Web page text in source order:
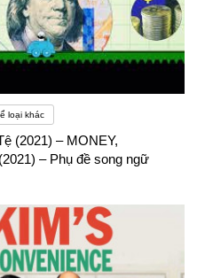
loại khác
(2021) – MONEY,
– Phụ đề song ngữ